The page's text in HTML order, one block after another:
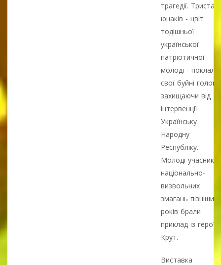
трагедії. Триста
юнаків - цвіт
тодішньої
української
патріотичної
молоді - поклали
свої буйні
захищаючи від
інтервенції
Українську
Народну
Республіку.
Молоді учасники
національно-
визвольних
змагань пізніших
років брали
приклад із героїв
Крут.
Виставка